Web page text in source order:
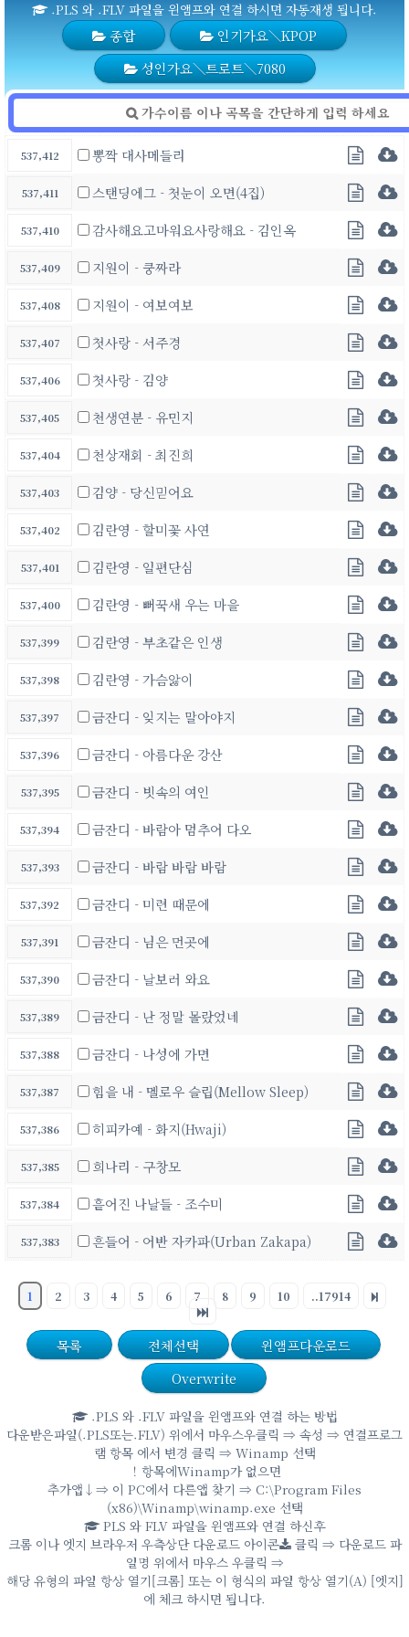
.PLS 와 .FLV 파일을 윈앰프와 연결 하시면 자동재생 됩니다.
종합
인기가요＼KPOP
성인가요＼트로트＼7080
537,412 뽕짝 대사메들리
537,411 스탠딩에그 - 첫눈이 오면(4집)
537,410 감사해요고마워요사랑해요 - 김인옥
537,409 지원이 - 쿵짜라
537,408 지원이 - 여보여보
537,407 첫사랑 - 서주경
537,406 첫사랑 - 김양
537,405 천생연분 - 유민지
537,404 천상재회 - 최진희
537,403 김양 - 당신믿어요
537,402 김란영 - 할미꽃 사연
537,401 김란영 - 일편단심
537,400 김란영 - 뻐꾹새 우는 마을
537,399 김란영 - 부초같은 인생
537,398 김란영 - 가슴앓이
537,397 금잔디 - 잊지는 말아야지
537,396 금잔디 - 아름다운 강산
537,395 금잔디 - 빗속의 여인
537,394 금잔디 - 바람아 멈추어 다오
537,393 금잔디 - 바람 바람 바람
537,392 금잔디 - 미련 때문에
537,391 금잔디 - 님은 먼곳에
537,390 금잔디 - 날보러 와요
537,389 금잔디 - 난 정말 몰랐었네
537,388 금잔디 - 나성에 가면
537,387 힘을 내 - 멜로우 슬립(Mellow Sleep)
537,386 히피카예 - 화지(Hwaji)
537,385 희나리 - 구창모
537,384 흩어진 나날들 - 조수미
537,383 흔들어 - 어반 자카파(Urban Zakapa)
1 2 3 4 5 6 7 8 9 10 ..17914
목록 전체선택
윈앰프다운로드
Overwrite
.PLS 와 .FLV 파일을 윈앰프와 연결 하는 방법
다운받은파일(.PLS또는.FLV) 위에서 마우스우클릭 ⇒ 속성 ⇒ 연결프로그
램 항목 에서 변경 클릭 ⇒ Winamp 선택
！항목에Winamp가 없으면
추가앱↓⇒ 이 PC에서 다른앱 찾기 ⇒ C:\Program Files
(x86)\Winamp\winamp.exe 선택
PLS 와 FLV 파일을 윈앰프와 연결 하신후
크롬 이나 엣지 브라우저 우측상단 다운로드 아이콘
클릭 ⇒ 다운로드 파
일명 위에서 마우스 우클릭 ⇒
해당 유형의 파일 항상 열기[크롬] 또는 이 형식의 파일 항상 열기(A) [엣지]
에 체크 하시면 됩니다.